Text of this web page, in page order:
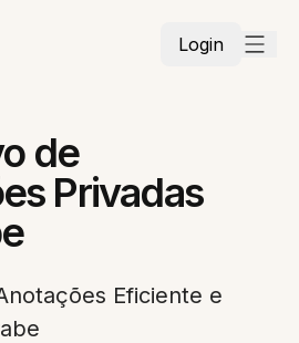
Login
de
Privadas
Eficiente e